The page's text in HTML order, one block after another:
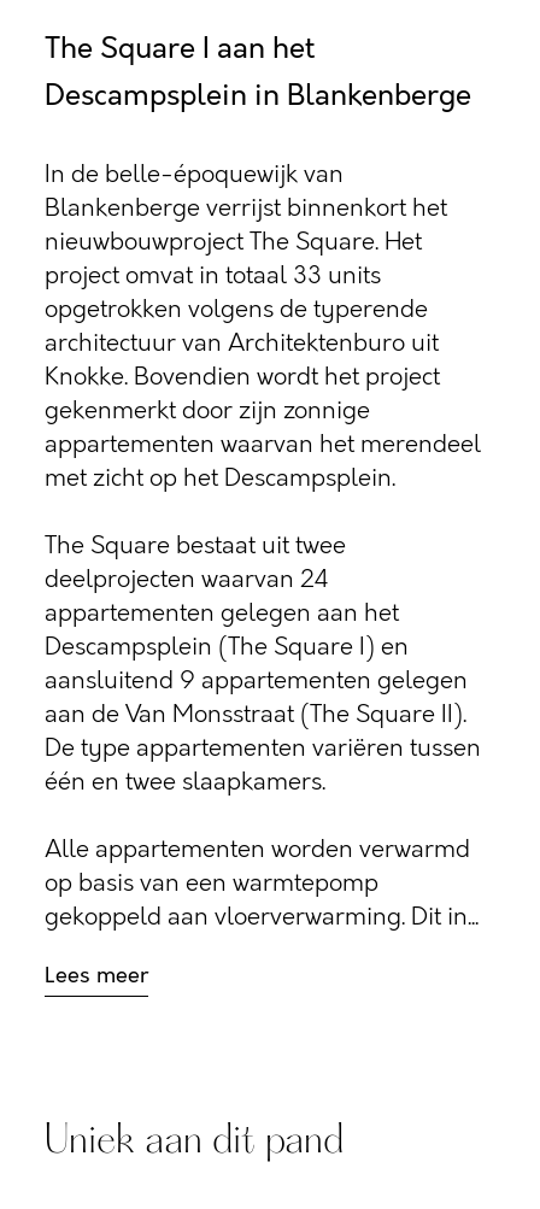
The Square I aan het
Descampsplein in Blankenberge
In de belle-époquewijk van
Blankenberge verrijst binnenkort het
nieuwbouwproject The Square. Het
project omvat in totaal 33 units
opgetrokken volgens de typerende
architectuur van Architektenburo uit
Knokke. Bovendien wordt het project
gekenmerkt door zijn zonnige
appartementen waarvan het merendeel
met zicht op het Descampsplein.
The Square bestaat uit twee
deelprojecten waarvan 24
appartementen gelegen aan het
Descampsplein (The Square I) en
aansluitend 9 appartementen gelegen
aan de Van Monsstraat (The Square II).
De type appartementen variëren tussen
één en twee slaapkamers.
Alle appartementen worden verwarmd
op basis van een warmtepomp
gekoppeld aan vloerverwarming. Dit in...
Lees meer
Uniek aan dit pand